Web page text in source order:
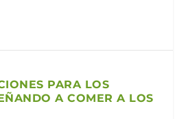
PARA LOS
A COMER A LOS